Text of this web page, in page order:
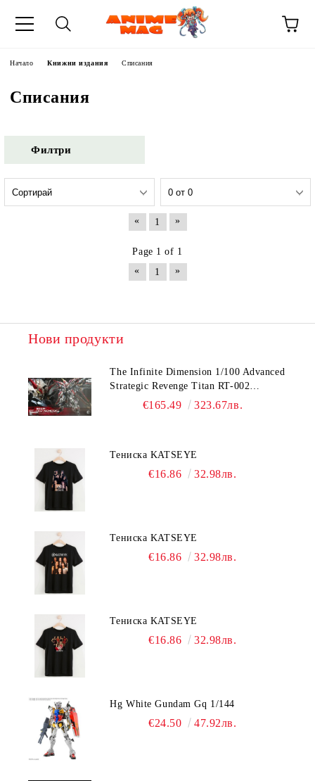
Начало Книжни издания Списания
Списания
Филтри
« 1 »
Page 1 of 1
«
1 »
Нови продукти
The Infinite Dimension 1/100 Advanced
Strategic Revenge Titan RT-002
Nemesis€165.49 323.67лв.
Тениска KATSEYE
€16.86 32.98лв.
Тениска KATSEYE
€16.86 32.98лв.
Тениска KATSEYE
€16.86 32.98лв.
Hg White Gundam Gq 1/144
€24.50 47.92лв.